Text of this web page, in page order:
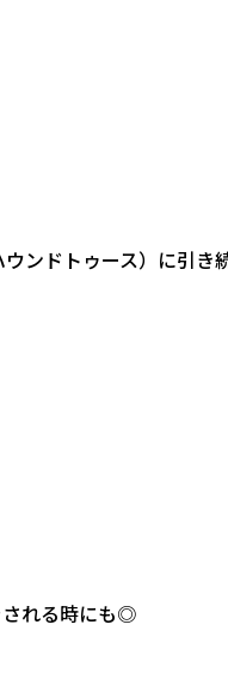
ンドトゥース）に引き
される時にも◎